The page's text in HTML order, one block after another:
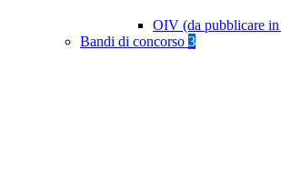
OIV (da pubblicare in
Bandi di concorso 3